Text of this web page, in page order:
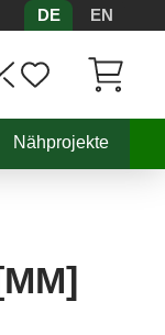
DE EN
Nähprojekte